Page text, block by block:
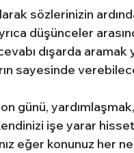
sözlerinizin
düşünceler
dışarda
sayesinde
günü,
işe yarar
eğer konunuz her